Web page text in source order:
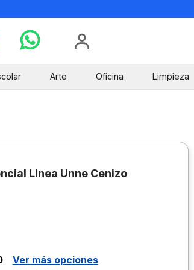
Arte Oficina Limpieza
Linea Unne Cenizo
Ver más opciones